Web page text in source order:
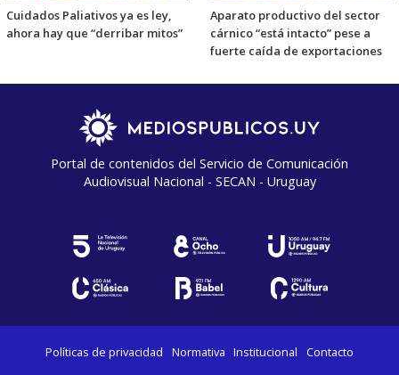
Cuidados Paliativos ya es ley,
ahora hay que “derribar mitos”
Aparato productivo del sector
cárnico “está intacto” pese a
fuerte caída de exportaciones
Portal de contenidos del Servicio de Comunicación
Audiovisual Nacional - SECAN - Uruguay
Políticas de privacidad Normativa Institucional Contacto